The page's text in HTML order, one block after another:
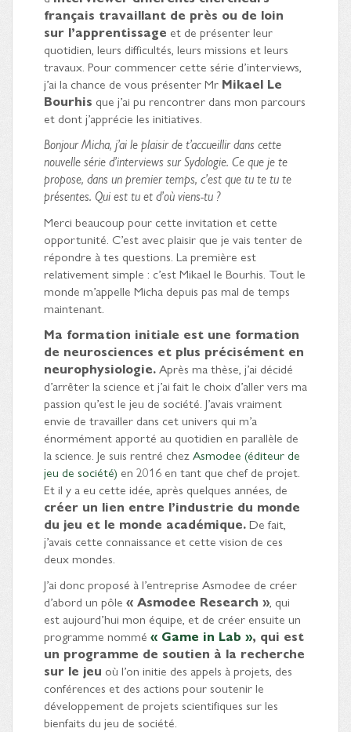
français travaillant de près ou de loin
sur l’apprentissage et de présenter leur
quotidien, leurs difficultés, leurs missions et leurs
travaux. Pour commencer cette série d’interviews,
j’ai la chance de vous présenter Mr Mikael Le
Bourhis que j’ai pu rencontrer dans mon parcours
et dont j’apprécie les initiatives.
Bonjour Micha, j’ai le plaisir de t’accueillir dans cette
nouvelle série d’interviews sur Sydologie. Ce que je te
propose, dans un premier temps, c’est que tu te tu te
présentes. Qui est tu et d’où viens-tu ?
Merci beaucoup pour cette invitation et cette
opportunité. C’est avec plaisir que je vais tenter de
répondre à tes questions. La première est
relativement simple : c’est Mikael le Bourhis. Tout le
monde m’appelle Micha depuis pas mal de temps
maintenant.
Ma formation initiale est une formation
de neurosciences et plus précisément en
neurophysiologie.Après ma thèse, j’ai décidé
d’arrêter la science et j’ai fait le choix d’aller vers ma
passion qu’est le jeu de société. J’avais vraiment
envie de travailler dans cet univers qui m’a
énormément apporté au quotidien en parallèle de
la science. Je suis rentré chez Asmodee (éditeur de
jeu de société) en 2016 en tant que chef de projet.
Et il y a eu cette idée, après quelques années, de
créer un lien entre l’industrie du monde
du jeu et le monde académique.De fait,
j’avais cette connaissance et cette vision de ces
deux mondes.
J’ai donc proposé à l’entreprise Asmodee de créer
d’abord un pôle « Asmodee Research » , qui
est aujourd’hui mon équipe, et de créer ensuite un
programme nommé « Game in Lab », qui est
un programme de soutien à la recherche
sur le jeu où l’on initie des appels à projets, des
conférences et des actions pour soutenir le
développement de projets scientifiques sur les
bienfaits du jeu de société.